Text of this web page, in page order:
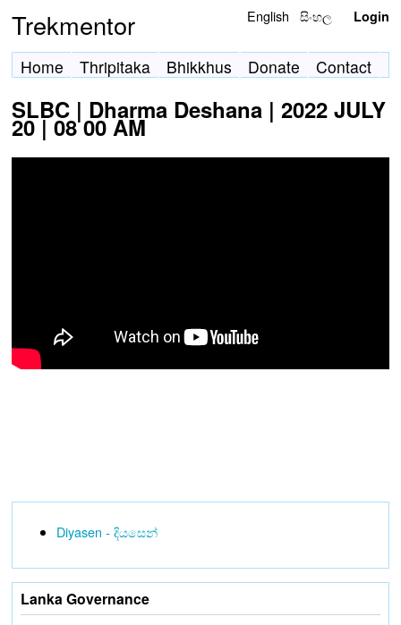
Trekmentor English සිංහල Login
Home Thripitaka Bhikkhus Donate Contact
SLBC | Dharma Deshana | 2022 JULY
20 | 08 00 AM
Diyasen - දියසෙන්
Lanka Governance